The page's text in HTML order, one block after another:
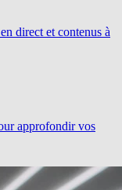
direct et contenus à
approfondir vos